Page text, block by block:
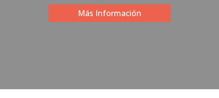
Más Información